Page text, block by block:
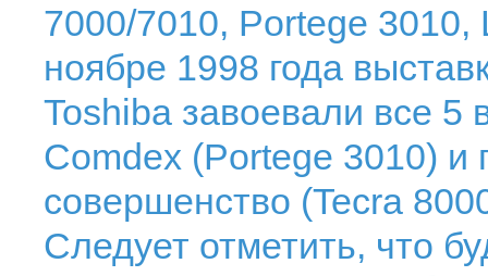
7000/7010, Portege
ноябре 1998 года
Toshiba завоевали все 5
Comdex (Portege 3010) и
совершенство (Tecra
Следует отметить, что